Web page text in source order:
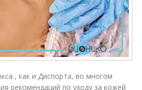
, как и Диспорта, во многом
рекомендаций по уходу за кожей